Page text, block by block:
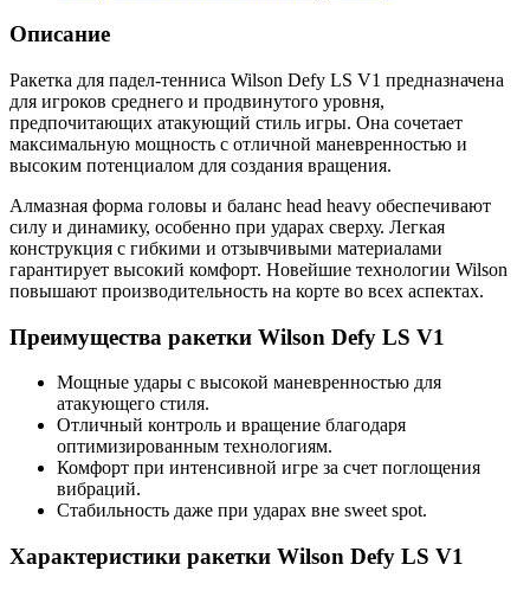
Описание
Ракетка для падел-тенниса Wilson Defy LS V1 предназначена
для игроков среднего и продвинутого уровня,
предпочитающих атакующий стиль игры. Она сочетает
максимальную мощность с отличной маневренностью и
высоким потенциалом для создания вращения.
Алмазная форма головы и баланс head heavy обеспечивают
силу и динамику, особенно при ударах сверху. Легкая
конструкция с гибкими и отзывчивыми материалами
гарантирует высокий комфорт. Новейшие технологии Wilson
повышают производительность на корте во всех аспектах.
Преимущества ракетки Wilson Defy LS V1
Мощные удары с высокой маневренностью для
атакующего стиля.
Отличный контроль и вращение благодаря
оптимизированным технологиям.
Комфорт при интенсивной игре за счет поглощения
вибраций.
Стабильность даже при ударах вне sweet spot.
Характеристики ракетки Wilson Defy LS V1